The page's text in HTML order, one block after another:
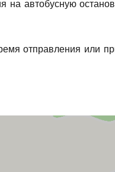
на автобусную
отправления или